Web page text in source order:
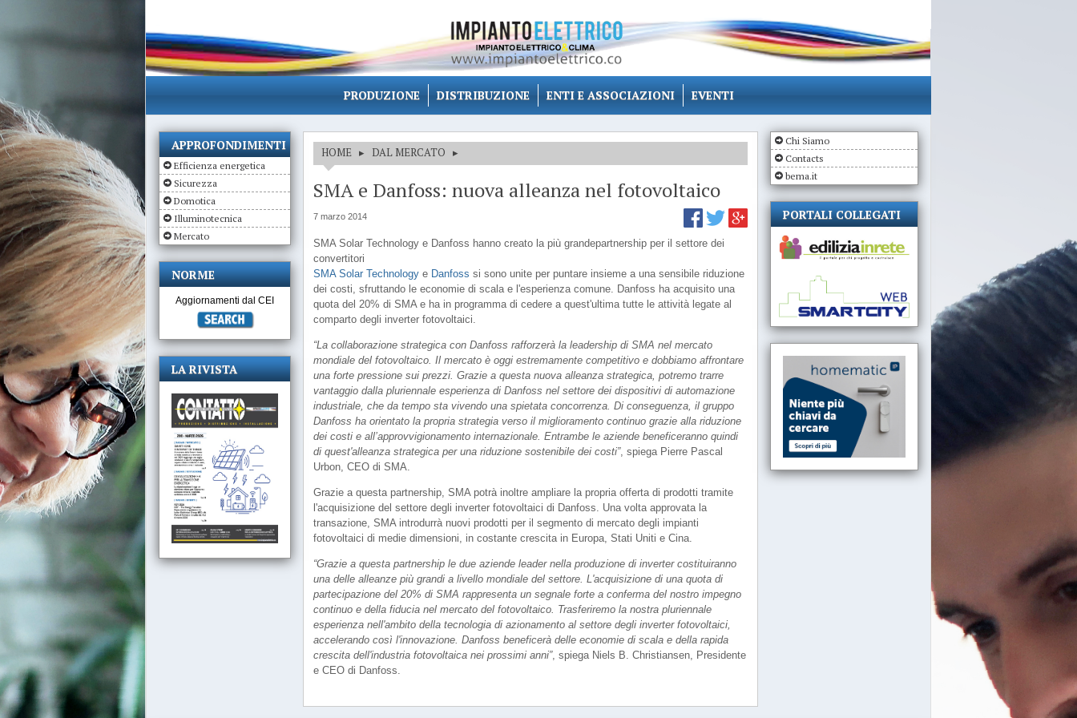
PRODUZIONE DISTRIBUZIONE ENTI E ASSOCIAZIONI EVENTI
HOME ▸ DAL MERCATO ▸
SMA e Danfoss: nuova alleanza nel fotovoltaico
7 marzo 2014
SMA Solar Technology e Danfoss hanno creato la più grandepartnership per il settore dei
convertitori
SMA Solar Technology e Danfoss si sono unite per puntare insieme a una sensibile riduzione
dei costi, sfruttando le economie di scala e l'esperienza comune. Danfoss ha acquisito una
quota del 20% di SMA e ha in programma di cedere a quest'ultima tutte le attività legate al
comparto degli inverter fotovoltaici.
“La collaborazione strategica con Danfoss rafforzerà la leadership di SMA nel mercato
mondiale del fotovoltaico. Il mercato è oggi estremamente competitivo e dobbiamo affrontare
una forte pressione sui prezzi. Grazie a questa nuova alleanza strategica, potremo trarre
vantaggio dalla pluriennale esperienza di Danfoss nel settore dei dispositivi di automazione
industriale, che da tempo sta vivendo una spietata concorrenza. Di conseguenza, il gruppo
Danfoss ha orientato la propria strategia verso il miglioramento continuo grazie alla riduzione
dei costi e all’approvvigionamento internazionale. Entrambe le aziende beneficeranno quindi
di quest'alleanza strategica per una riduzione sostenibile dei costi”, spiega Pierre Pascal
Urbon, CEO di SMA.
Grazie a questa partnership, SMA potrà inoltre ampliare la propria offerta di prodotti tramite
l'acquisizione del settore degli inverter fotovoltaici di Danfoss. Una volta approvata la
transazione, SMA introdurrà nuovi prodotti per il segmento di mercato degli impianti
fotovoltaici di medie dimensioni, in costante crescita in Europa, Stati Uniti e Cina.
“Grazie a questa partnership le due aziende leader nella produzione di inverter costituiranno
una delle alleanze più grandi a livello mondiale del settore. L'acquisizione di una quota di
partecipazione del 20% di SMA rappresenta un segnale forte a conferma del nostro impegno
continuo e della fiducia nel mercato del fotovoltaico. Trasferiremo la nostra pluriennale
esperienza nell'ambito della tecnologia di azionamento al settore degli inverter fotovoltaici,
accelerando così l'innovazione. Danfoss beneficerà delle economie di scala e della rapida
crescita dell'industria fotovoltaica nei prossimi anni”, spiega Niels B. Christiansen, Presidente
e CEO di Danfoss.
APPROFONDIMENTI
Efficienza energetica
Sicurezza
Domotica
Illuminotecnica
Mercato
NORME
Aggiornamenti dal CEI
LA RIVISTA
Chi Siamo
Contacts
bema.it
PORTALI COLLEGATI